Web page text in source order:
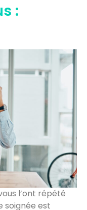
:
l’ont répété
soignée est